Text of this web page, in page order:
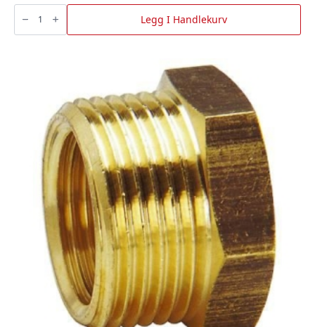
Fuktsluker
Absodry
450
antall
Legg I Handlekurv